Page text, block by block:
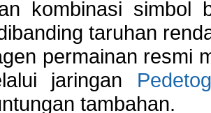
kombinasi
taruhan
permainan resmi
jaringan
tambahan.